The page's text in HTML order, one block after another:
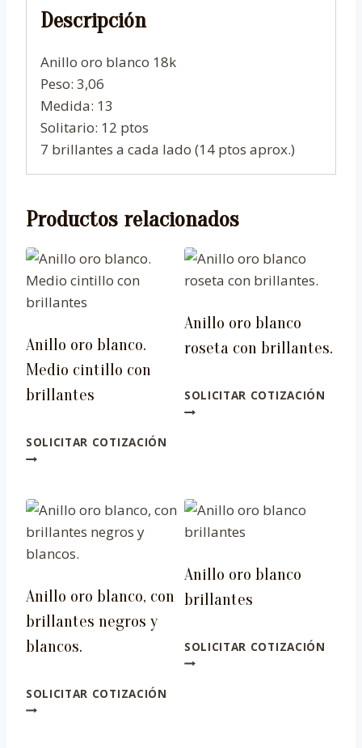
Descripción
Anillo oro blanco 18k
Peso: 3,06
Medida: 13
Solitario: 12 ptos
7 brillantes a cada lado (14 ptos aprox.)
Productos relacionados
Anillo oro blanco.
Medio cintillo con
brillantes
SOLICITAR COTIZACIÓN
Anillo oro blanco
roseta con brillantes.
SOLICITAR COTIZACIÓN
Anillo oro blanco, con
brillantes negros y
blancos.
SOLICITAR COTIZACIÓN
Anillo oro blanco
brillantes
SOLICITAR COTIZACIÓN